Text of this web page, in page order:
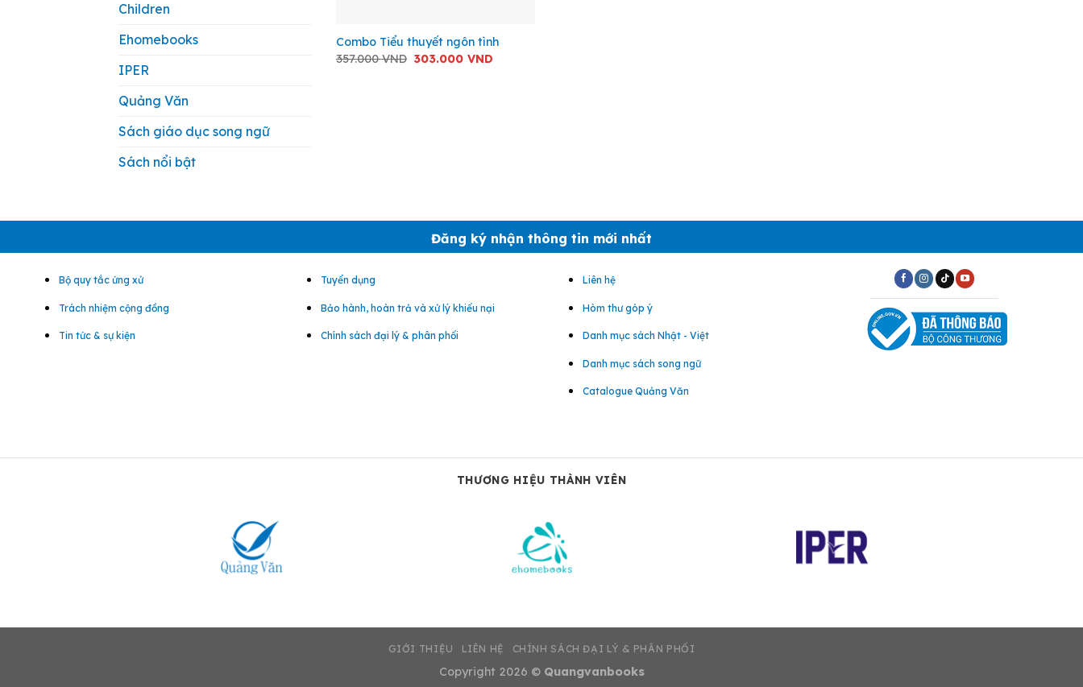
Children
Ehomebooks
IPER
Quảng Văn
Sách giáo dục song ngữ
Sách nổi bật
Combo Tiểu thuyết ngôn tình
357.000VND Giá
303.000VND
Đăng ký nhận thông tin mới nhất
Bộ quy tắc ứng xử
Trách nhiệm cộng đồng
Tin tức & sự kiện
Tuyển dụng
Bảo hành, hoàn trả và xử lý khiếu nại
Chính sách đại lý & phân phối
Liên hệ
Hòm thư góp ý
Danh mục sách Nhật - Việt
Danh mục sách song ngữ
Catalogue Quảng Văn
THƯƠNG HIỆU THÀNH VIÊN
GIỚI THIỆU LIÊN HỆ CHÍNH SÁCH ĐẠI LÝ & PHÂN PHỐI
Copyright 2026 © Quangvanbooks